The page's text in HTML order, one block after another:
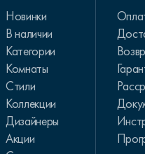
Новинки
В наличии
Категории
Комнаты
Стили
Коллекции
Дизайнеры
Акции